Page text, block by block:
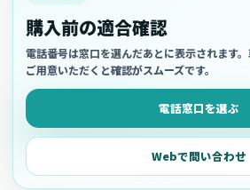
購入前の適合確認
電話番号は窓口を選んだあとに表示されます
ご用意いただくと確認がスムーズです。
電話窓口を選ぶ
Webで問い合わせ